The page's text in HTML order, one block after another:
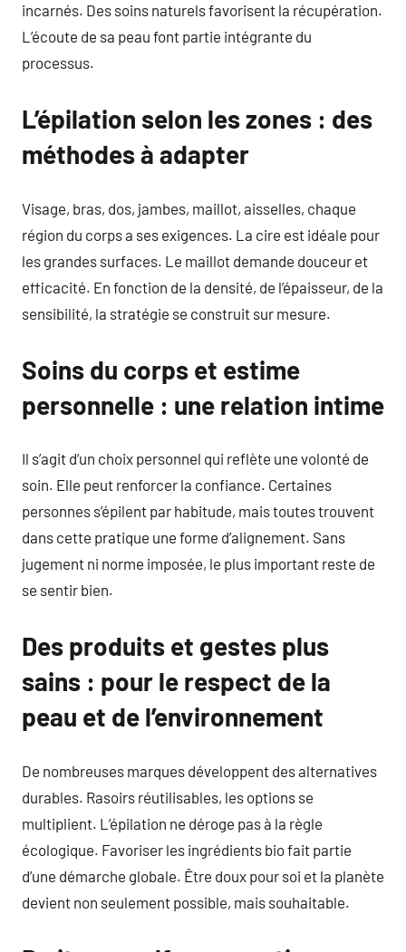
incarnés. Des soins naturels favorisent la récupération.
L’écoute de sa peau font partie intégrante du
processus.
L’épilation selon les zones : des
méthodes à adapter
Visage, bras, dos, jambes, maillot, aisselles, chaque
région du corps a ses exigences. La cire est idéale pour
les grandes surfaces. Le maillot demande douceur et
efficacité. En fonction de la densité, de l’épaisseur, de la
sensibilité, la stratégie se construit sur mesure.
Soins du corps et estime
personnelle : une relation intime
Il s’agit d’un choix personnel qui reflète une volonté de
soin. Elle peut renforcer la confiance. Certaines
personnes s’épilent par habitude, mais toutes trouvent
dans cette pratique une forme d’alignement. Sans
jugement ni norme imposée, le plus important reste de
se sentir bien.
Des produits et gestes plus
sains : pour le respect de la
peau et de l’environnement
De nombreuses marques développent des alternatives
durables. Rasoirs réutilisables, les options se
multiplient. L’épilation ne déroge pas à la règle
écologique. Favoriser les ingrédients bio fait partie
d’une démarche globale. Être doux pour soi et la planète
devient non seulement possible, mais souhaitable.